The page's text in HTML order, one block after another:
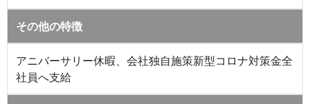
その他の特徴
アニバーサリー休暇、会社独自施策新型コロナ対策金全
社員へ支給